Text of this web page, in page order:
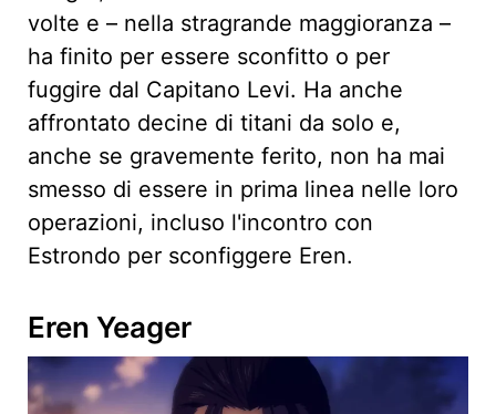
volte e – nella stragrande maggioranza –
ha finito per essere sconfitto o per
fuggire dal Capitano Levi. Ha anche
affrontato decine di titani da solo e,
anche se gravemente ferito, non ha mai
smesso di essere in prima linea nelle loro
operazioni, incluso l'incontro con
Estrondo per sconfiggere Eren.
Eren Yeager